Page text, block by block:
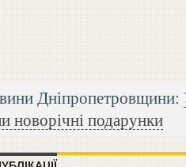
Дніпропетровщини:
новорічні подарунки